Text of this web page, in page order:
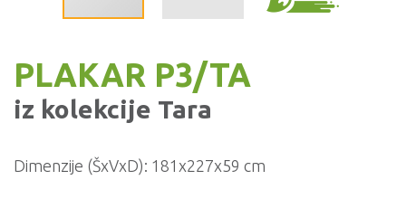
PLAKAR P3/TA
iz kolekcije Tara
Dimenzije (ŠxVxD): 181x227x59 cm